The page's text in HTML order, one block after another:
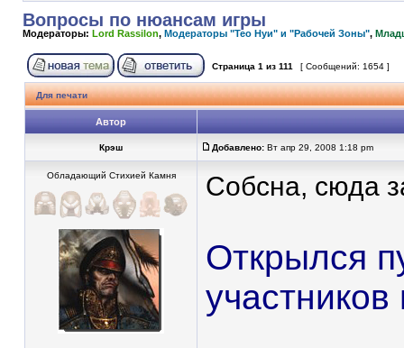
Вопросы по нюансам игры
Модераторы: Lord Rassilon, Модераторы "Тео Нуи" и "Рабочей Зоны",
Страница 1 из 111 [ Сообщений: 1654 ]
Для печати
Автор
Крэш Добавлено: Вт апр 29, 2008 1:18 pm
Обладающий Стихией Камня Собсна, сюда
Открылся